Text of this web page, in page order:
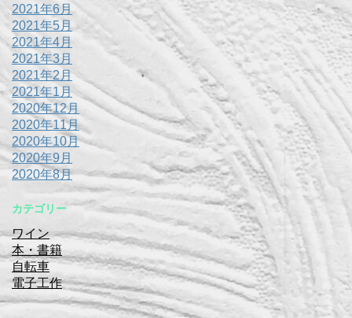
2021年6月
2021年5月
2021年4月
2021年3月
2021年2月
2021年1月
2020年12月
2020年11月
2020年10月
2020年9月
2020年8月
カテゴリー
ワイン
本・書籍
自転車
電子工作